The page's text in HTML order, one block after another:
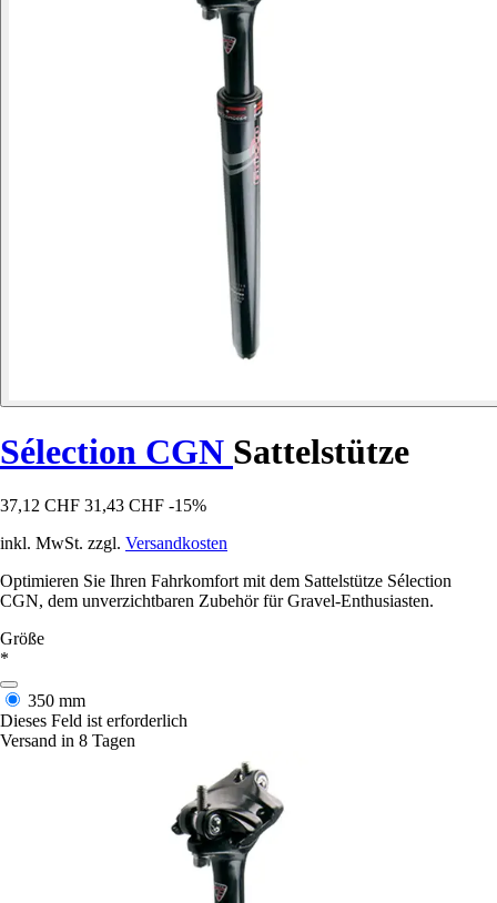
Sélection CGN Sattelstütze
37,12 CHF 31,43 CHF -15%
inkl. MwSt. zzgl. Versandkosten
Optimieren Sie Ihren Fahrkomfort mit dem Sattelstütze Sélection
CGN, dem unverzichtbaren Zubehör für Gravel-Enthusiasten.
Größe
*
350 mm
Dieses Feld ist erforderlich
Versand in 8 Tagen